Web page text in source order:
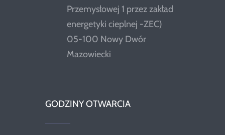
Przemysłowej 1 przez zakład
energetyki cieplnej -ZEC)
05-100 Nowy Dwór
Mazowiecki
GODZINY OTWARCIA